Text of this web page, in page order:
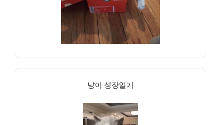
냥이 성장일기